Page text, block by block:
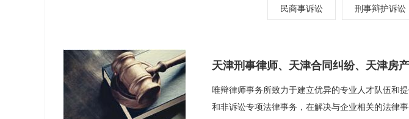
民商事诉讼 刑事辩护诉讼
天津刑事律师、天津合同纠纷、天津房
唯辩律师事务所致力于建立优异的专业人才队伍和
和非诉讼专项法律事务，在解决与企业相关的法律